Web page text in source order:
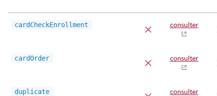
cardCheckEnrollment consulter
cardOrder consulter
duplicate consulter